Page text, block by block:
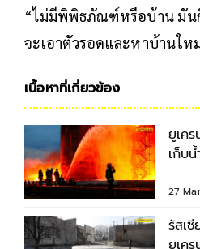
“ไม่มีพิพิธภัณฑ์หรือบ้าน มัน
จะเอาตัวรอดและหาบ้านให
เนื้อหาที่เกี่ยวข้อง
ยูเค
เก็บ
27
รัสเ
ยูเค